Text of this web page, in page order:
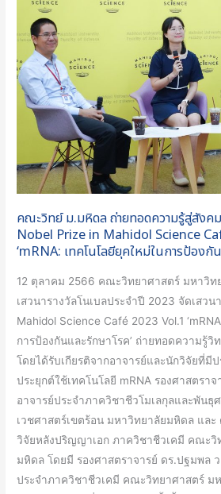
คณะวิทย์ ม.มหิดล ถ่ายทอดความรู้สู่สังค
Nobel Prize in Mahidol Science
‘mRNA: เทคโนโลยียุคใหม่ในการป้องกั
12 ตุลาคม 2566 คณะวิทยาศาสตร์ มหาวิท
เสวนารางวัลโนเบลประจำปี 2023 จัดเสวน
Mahidol Science Café 2023 Vol.1
การป้องกันและรักษาโรค’ ถ่ายทอดความรู้
โดยได้รับเกียรติจากอาจารย์และนักวิจัยที่มี
ประยุกต์ใช้เทคโนโลยี mRNA รองศาสตรา
อาจารย์ประจำภาควิชาชีวโมเลกุลและพันธุ
เวชศาสตร์เขตร้อน มหาวิทยาลัยมหิดล แล
วิจัยหลังปริญญาเอก ภาควิชาชีวเคมี คณะวิ
มหิดล โดยมี รองศาสตราจารย์ ดร.ปฐมพล ว
ประจำภาควิชาชีวเคมี คณะวิทยาศาสตร์ ม
วิทย์
ม.มหิดล
ถ่ายทอด
ความ
รู้
สังคม
เสวนา
พิเศษ
Prize
in
Science
Café
2023
Vol.1
‘mRNA:
เทคโนโลยี
ยุค
ใหม่
ใน
การ
ป้องกัน